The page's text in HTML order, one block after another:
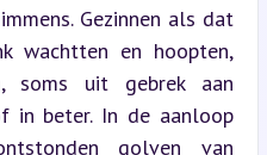
Gezinnen als dat
wachtten en hoopten,
soms uit gebrek aan
in beter. In de aanloop
golven van